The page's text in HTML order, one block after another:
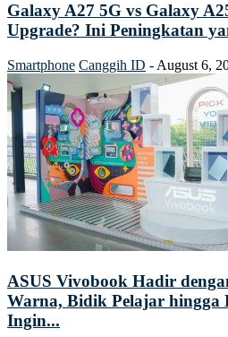
Galaxy A27 5G vs Galaxy
Upgrade? Ini Peningkatan
Smartphone Canggih ID - August 6,
ASUS Vivobook Hadir
Warna, Bidik Pelajar hingga
Ingin...